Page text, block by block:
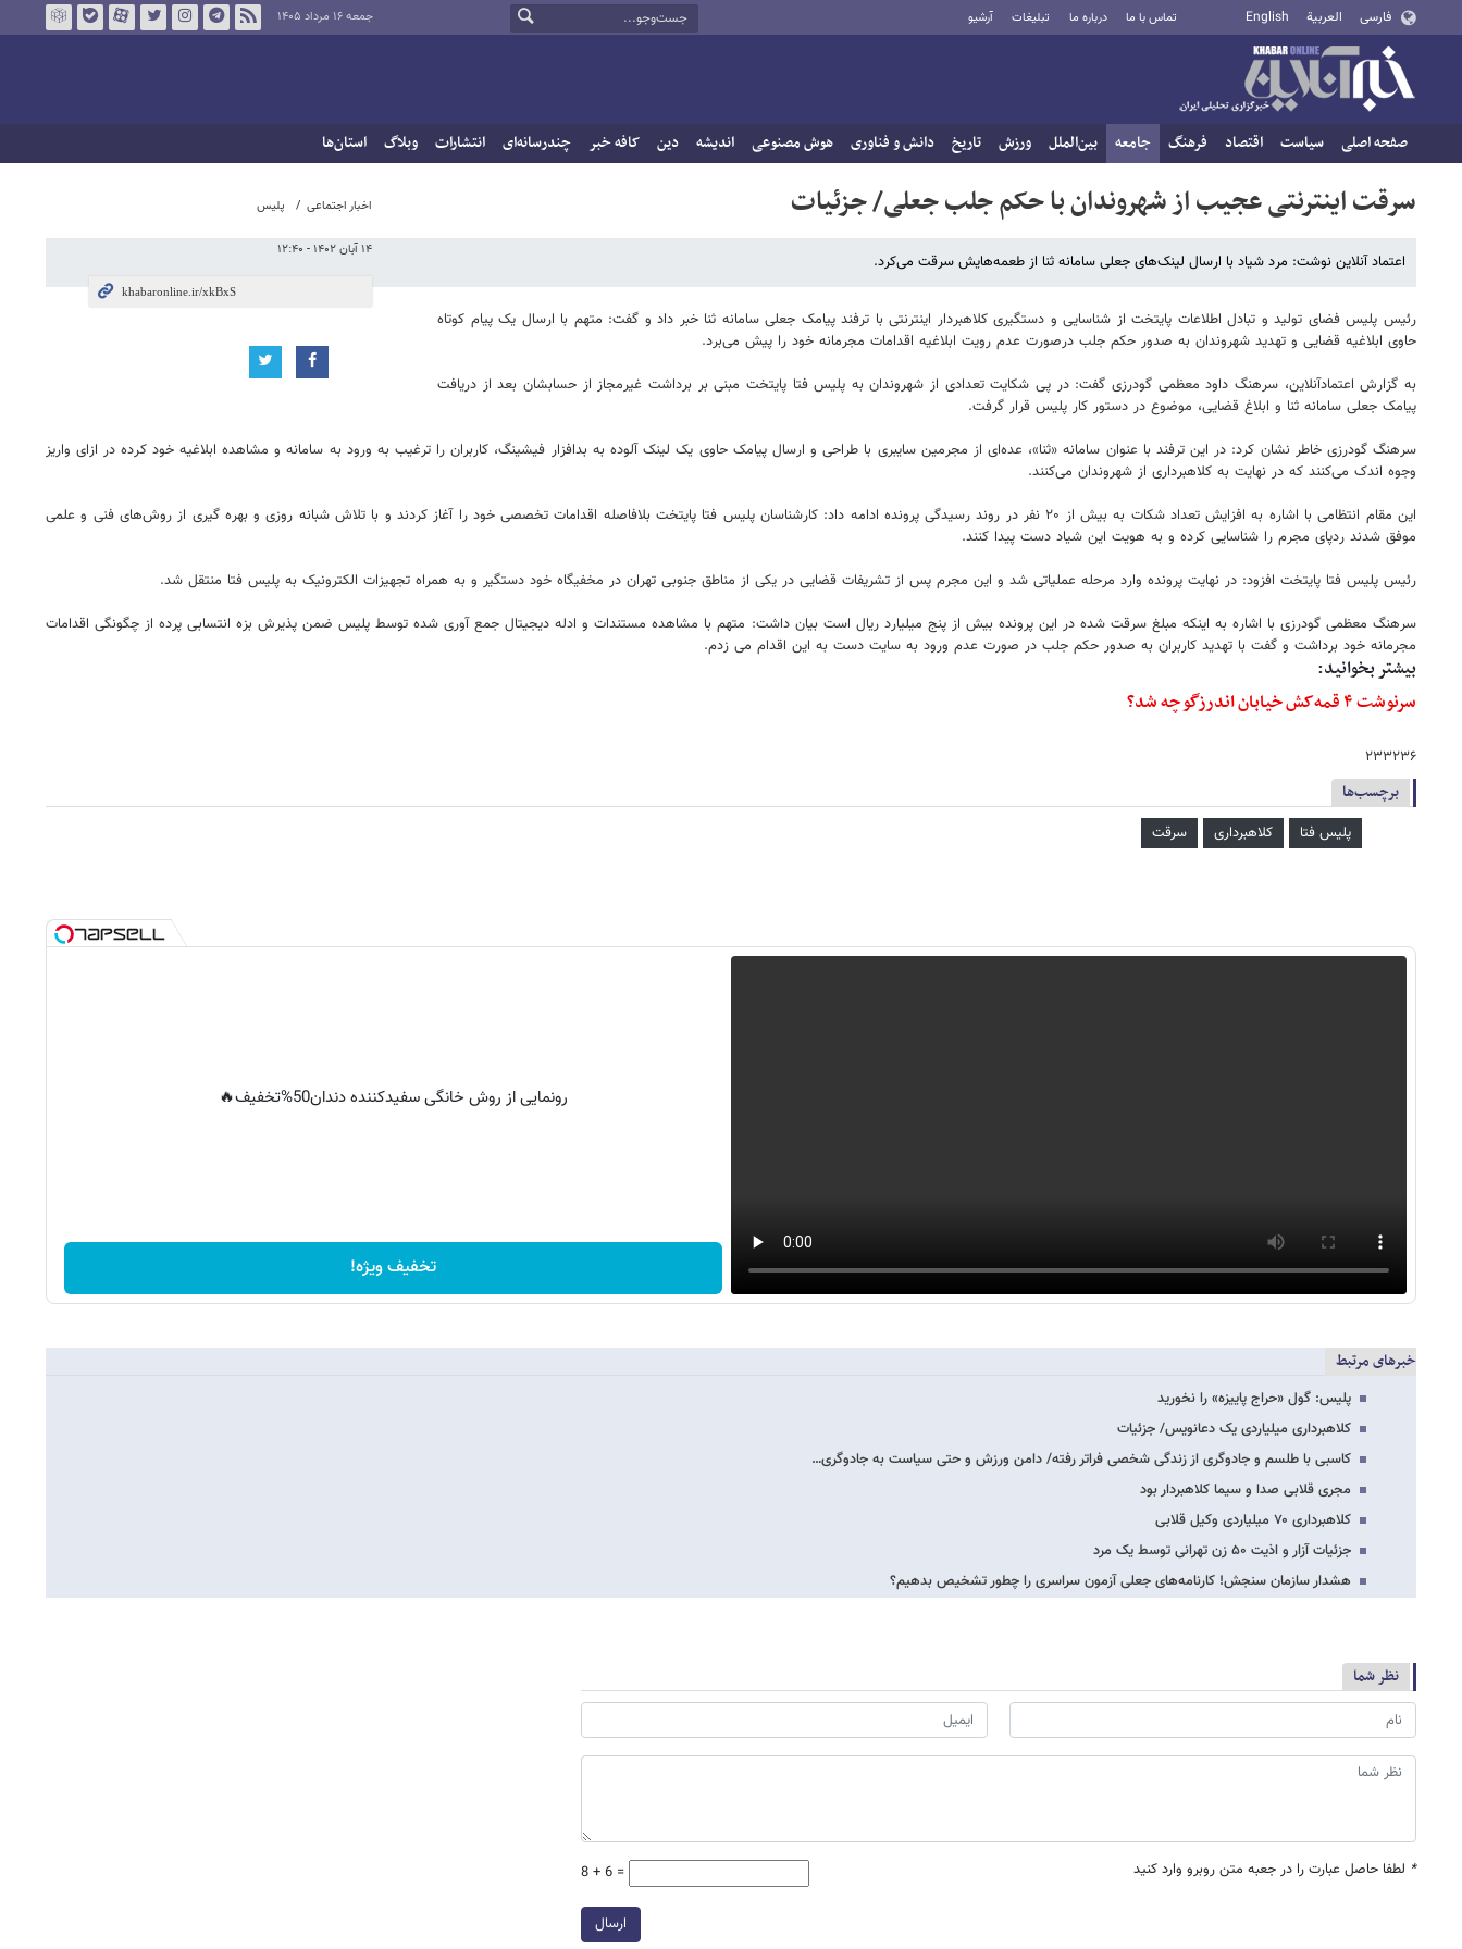
فارسی العربية English تماس با ما درباره ما تبلیغات آرشیو جمعه ۱۶ مرداد ۱۴۰۵
صفحه اصلی سیاست اقتصاد فرهنگ جامعه بین‌الملل ورزش تاریخ دانش و فناوری هوش مصنوعی اندیشه دین کافه خبر چندرسانه‌ای انتشارات وبلاگ استان‌ها
اخبار اجتماعی پلیس
۱۴ آبان ۱۴۰۲ - ۱۲:۴۰
سرقت اینترنتی عجیب از شهروندان با حکم جلب جعلی/ جزئیات
اعتماد آنلاین نوشت: مرد شیاد با ارسال لینک‌های جعلی سامانه ثنا از طعمه‌هایش سرقت می‌کرد.
رئیس پلیس فضای تولید و تبادل اطلاعات پایتخت از شناسایی و دستگیری کلاهبردار اینترنتی با ترفند پیامک جعلی سامانه ثنا خبر داد و گفت: متهم با ارسال یک پیام کوتاه
حاوی ابلاغیه قضایی و تهدید شهروندان به صدور حکم جلب درصورت عدم رویت ابلاغیه اقدامات مجرمانه خود را پیش می‌برد.
به گزارش اعتمادآنلاین، سرهنگ داود معظمی گودرزی گفت: در پی شکایت تعدادی از شهروندان به پلیس فتا پایتخت مبنی بر برداشت غیرمجاز از حسابشان بعد از دریافت
پیامک جعلی سامانه ثنا و ابلاغ قضایی، موضوع در دستور کار پلیس قرار گرفت.
سرهنگ گودرزی خاطر نشان کرد: در این ترفند با عنوان سامانه «ثنا»، عده‌ای از مجرمین سایبری با طراحی و ارسال پیامک حاوی یک لینک آلوده به بدافزار فیشینگ، کاربران را ترغیب به ورود به سامانه و مشاهده ابلاغیه خود کرده در ازای واریز
وجوه اندک می‌کنند که در نهایت به کلاهبرداری از شهروندان می‌کنند.
این مقام انتظامی با اشاره به افزایش تعداد شکات به بیش از ۲۰ نفر در روند رسیدگی پرونده ادامه داد: کارشناسان پلیس فتا پایتخت بلافاصله اقدامات تخصصی خود را آغاز کردند و با تلاش شبانه روزی و بهره گیری از روش‌های فنی و علمی
موفق شدند ردپای مجرم را شناسایی کرده و به هویت این شیاد دست پیدا کنند.
رئیس پلیس فتا پایتخت افزود: در نهایت پرونده وارد مرحله عملیاتی شد و این مجرم پس از تشریفات قضایی در یکی از مناطق جنوبی تهران در مخفیگاه خود دستگیر و به همراه تجهیزات الکترونیک به پلیس فتا منتقل شد.
سرهنگ معظمی گودرزی با اشاره به اینکه مبلغ سرقت شده در این پرونده بیش از پنج میلیارد ریال است بیان داشت: متهم با مشاهده مستندات و ادله دیجیتال جمع آوری شده توسط پلیس ضمن پذیرش بزه انتسابی پرده از چگونگی اقدامات
مجرمانه خود برداشت و گفت با تهدید کاربران به صدور حکم جلب در صورت عدم ورود به سایت دست به این اقدام می زدم.
بیشتر بخوانید:
سرنوشت ۴ قمه‌کش خیابان اندرزگو چه شد؟
۲۳۳۲۳۶
برچسب‌ها
پلیس فتا کلاهبرداری سرقت
رونمایی از روش خانگی سفیدکننده دندان50%تخفیف🔥
تخفیف ویژه!
خبرهای مرتبط
پلیس: گول «حراج پاییزه» را نخورید
کلاهبرداری میلیاردی یک دعانویس/ جزئیات
کاسبی با طلسم و جادوگری از زندگی شخصی فراتر رفته/ دامن ورزش و حتی سیاست به جادوگری…
مجری قلابی صدا و سیما کلاهبردار بود
کلاهبرداری ۷۰ میلیاردی وکیل قلابی
جزئیات آزار و اذیت ۵۰ زن تهرانی توسط یک مرد
هشدار سازمان سنجش! کارنامه‌های جعلی آزمون سراسری را چطور تشخیص بدهیم؟
نظر شما
* لطفا حاصل عبارت را در جعبه متن روبرو وارد کنید 8 + 6 =
ارسال